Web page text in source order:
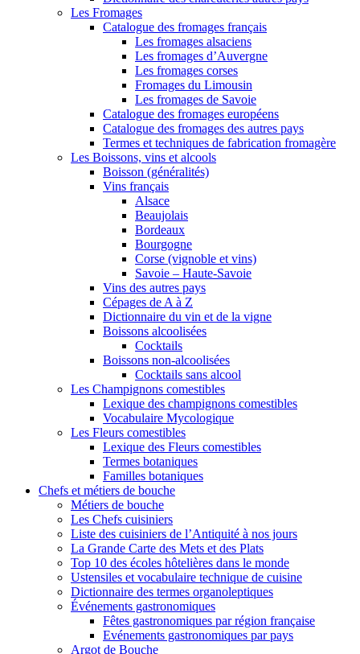
Les Fromages
Catalogue des fromages français
Les fromages alsaciens
Les fromages d’Auvergne
Les fromages corses
Fromages du Limousin
Les fromages de Savoie
Catalogue des fromages européens
Catalogue des fromages des autres pays
Termes et techniques de fabrication fromagère
Les Boissons, vins et alcools
Boisson (généralités)
Vins français
Alsace
Beaujolais
Bordeaux
Bourgogne
Corse (vignoble et vins)
Savoie – Haute-Savoie
Vins des autres pays
Cépages de A à Z
Dictionnaire du vin et de la vigne
Boissons alcoolisées
Cocktails
Boissons non-alcoolisées
Cocktails sans alcool
Les Champignons comestibles
Lexique des champignons comestibles
Vocabulaire Mycologique
Les Fleurs comestibles
Lexique des Fleurs comestibles
Termes botaniques
Familles botaniques
Chefs et métiers de bouche
Métiers de bouche
Les Chefs cuisiniers
Liste des cuisiniers de l’Antiquité à nos jours
La Grande Carte des Mets et des Plats
Top 10 des écoles hôtelières dans le monde
Ustensiles et vocabulaire technique de cuisine
Dictionnaire des termes organoleptiques
Événements gastronomiques
Fêtes gastronomiques par région française
Evénements gastronomiques par pays
Argot de Bouche